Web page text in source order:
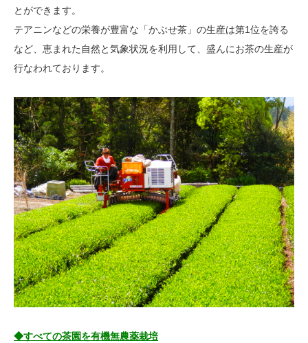
とができます。
テアニンなどの栄養が豊富な「かぶせ茶」の生産は第1位を誇る
など、恵まれた自然と気象状況を利用して、盛んにお茶の生産が
行なわれております。
◆すべての茶園を有機無農薬栽培